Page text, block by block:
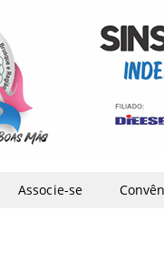
Associe-se